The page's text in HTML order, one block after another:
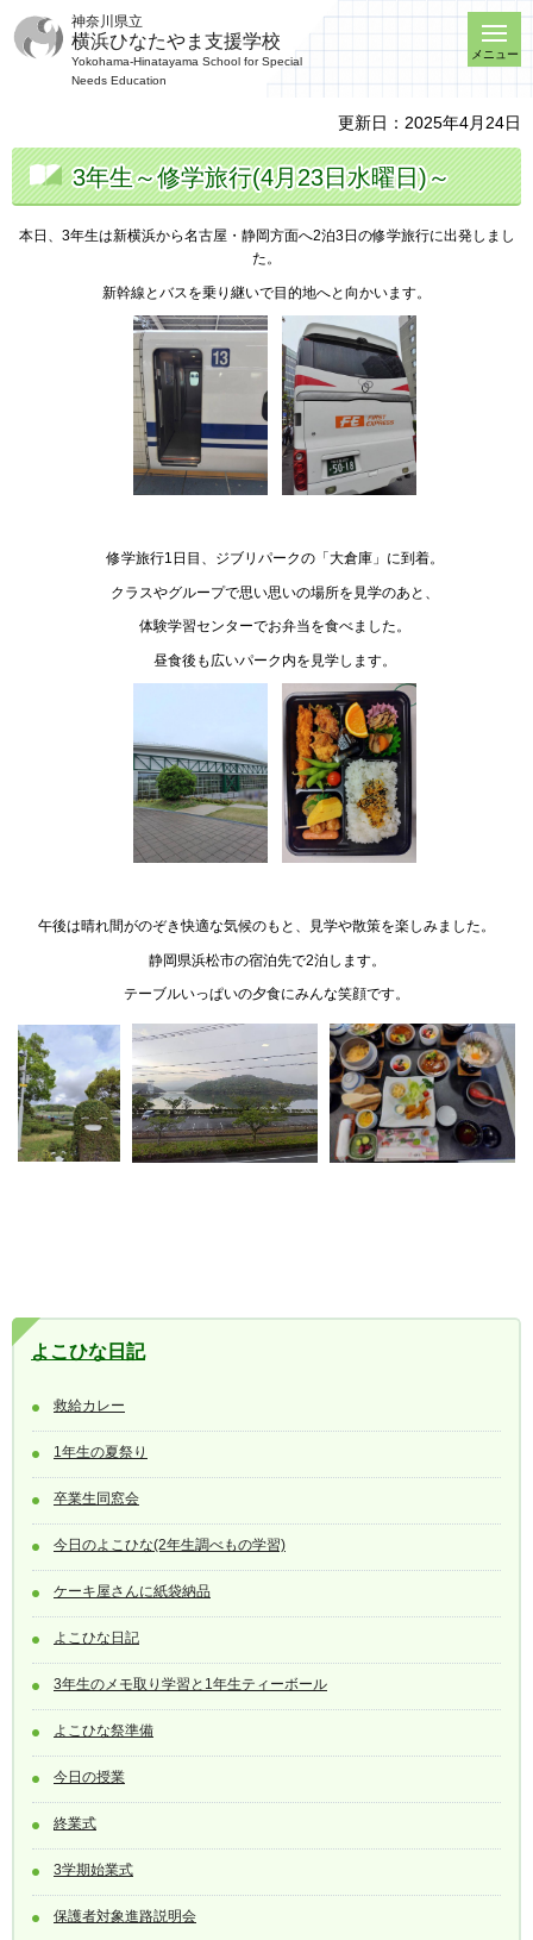
神奈川県立
横浜ひなたやま支援学校
Yokohama-Hinatayama School for Special
Needs Education
メニュー
更新日：2025年4月24日
3年生～修学旅行(4月23日水曜日)～
本日、3年生は新横浜から名古屋・静岡方面へ2泊3日の修学旅行に出発しまし
た。
新幹線とバスを乗り継いで目的地へと向かいます。
修学旅行1日目、ジブリパークの「大倉庫」に到着。
クラスやグループで思い思いの場所を見学のあと、
体験学習センターでお弁当を食べました。
昼食後も広いパーク内を見学します。
午後は晴れ間がのぞき快適な気候のもと、見学や散策を楽しみました。
静岡県浜松市の宿泊先で2泊します。
テーブルいっぱいの夕食にみんな笑顔です。
よこひな日記
救給カレー
1年生の夏祭り
卒業生同窓会
今日のよこひな(2年生調べもの学習)
ケーキ屋さんに紙袋納品
よこひな日記
3年生のメモ取り学習と1年生ティーボール
よこひな祭準備
今日の授業
終業式
3学期始業式
保護者対象進路説明会